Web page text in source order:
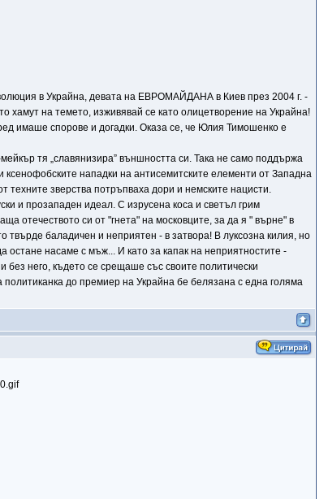
в Украйна, девата на ЕВРОМАЙДАНА в Киев през 2004 г. -
на темето, изживявай се като олицетворение на Украйна!
имаше спорове и догадки. Оказа се, че Юлия Тимошенко е
тя „славянизира” външността си. Така не само поддържа
ксенофобските нападки на антисемитските елементи от Западна
техните зверства потръпваха дори и немските нацисти.
и прозападен идеал. С изрусена коса и светъл грим
отечеството си от "гнета" на московците, за да я " върне" в
твърде баладичен и неприятен - в затвора! В луксозна килия, но
остане насаме с мъж... И като за капак на неприятностите -
без него, където се срещаше със своите политически
до премиер на Украйна бе белязана с една голяма